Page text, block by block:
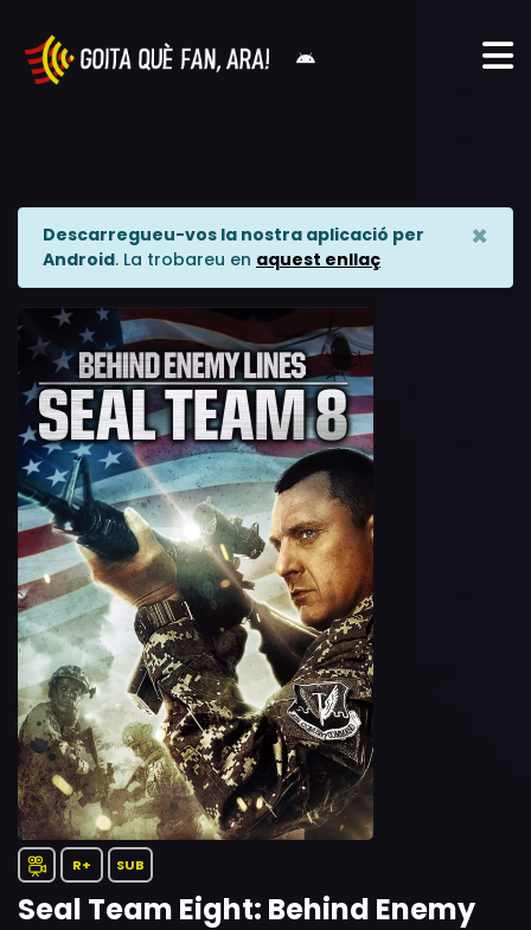
Descarregueu-vos la nostra aplicació per
Android. La trobareu en aquest enllaç
×
R+ SUB
Seal Team Eight: Behind Enemy